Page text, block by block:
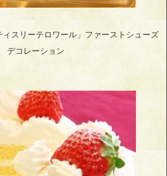
スリーテロワール」ファーストシューズ
デコレーション